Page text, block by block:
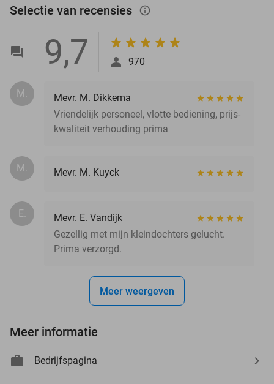
Selectie van recensies info_outlined
9,7 970
M.
Mevr. M. Dikkema
Vriendelijk personeel, vlotte bediening, prijs-
kwaliteit verhouding prima
M. Mevr. M. Kuyck
E.
Mevr. E. Vandijk
Gezellig met mijn kleindochters gelucht.
Prima verzorgd.
Meer weergeven
Meer informatie
Bedrijfspagina